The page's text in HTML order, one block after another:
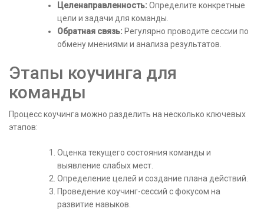
Целенаправленность: Определите конкретные
цели и задачи для команды.
Обратная связь: Регулярно проводите сессии по
обмену мнениями и анализа результатов.
Этапы коучинга для
команды
Процесс коучинга можно разделить на несколько ключевых
этапов:
Оценка текущего состояния команды и
выявление слабых мест.
Определение целей и создание плана действий.
Проведение коучинг-сессий с фокусом на
развитие навыков.